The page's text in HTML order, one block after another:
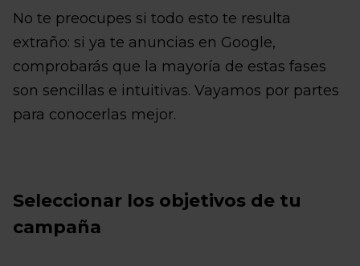
No te preocupes si todo esto te resulta
extraño: si ya te anuncias en Google,
comprobarás que la mayoría de estas fases
son sencillas e intuitivas. Vayamos por partes
para conocerlas mejor.
Seleccionar los objetivos de tu
campaña